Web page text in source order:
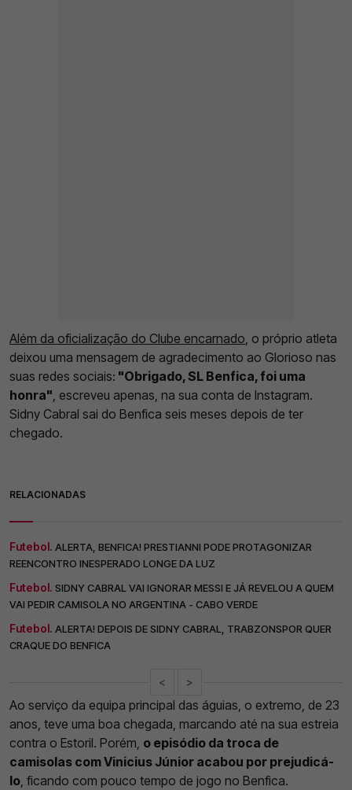
Além da oficialização do Clube encarnado, o próprio atleta
deixou uma mensagem de agradecimento ao Glorioso nas
suas redes sociais: "Obrigado, SL Benfica, foi uma
honra", escreveu apenas, na sua conta de Instagram.
Sidny Cabral sai do Benfica seis meses depois de ter
chegado.
RELACIONADAS
Futebol. ALERTA, BENFICA! PRESTIANNI PODE PROTAGONIZAR
REENCONTRO INESPERADO LONGE DA LUZ
Futebol. SIDNY CABRAL VAI IGNORAR MESSI E JÁ REVELOU A QUEM
VAI PEDIR CAMISOLA NO ARGENTINA - CABO VERDE
Futebol. ALERTA! DEPOIS DE SIDNY CABRAL, TRABZONSPOR QUER
CRAQUE DO BENFICA
< >
Ao serviço da equipa principal das águias, o extremo, de 23
anos, teve uma boa chegada, marcando até na sua estreia
contra o Estoril. Porém, o episódio da troca de
camisolas com Vinicius Júnior acabou por prejudicá-
lo, ficando com pouco tempo de jogo no Benfica.